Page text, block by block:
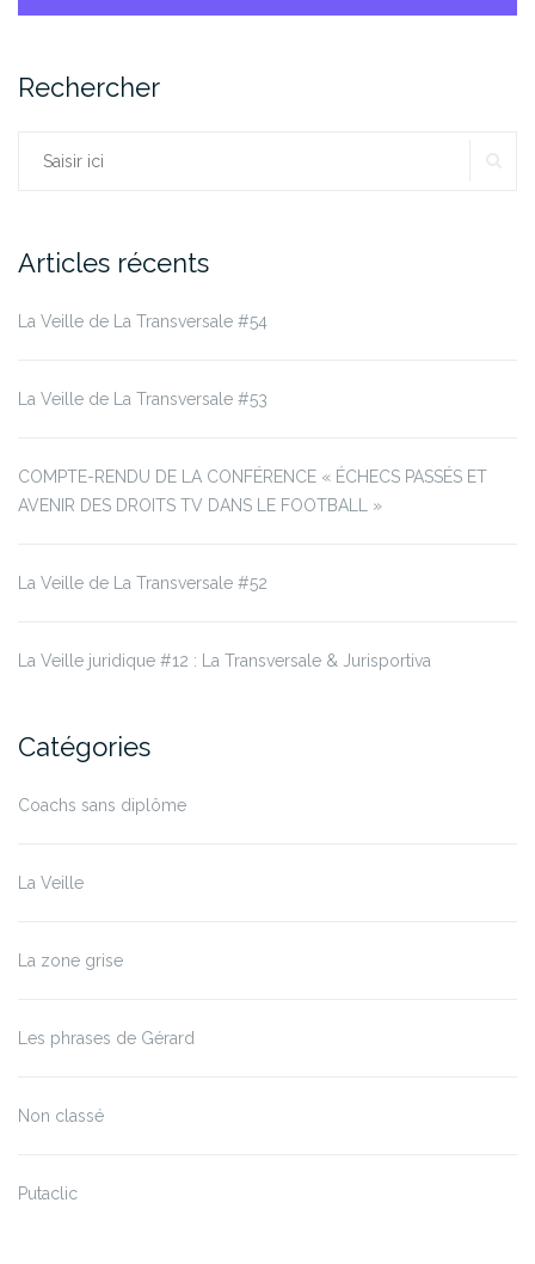
Rechercher
Rechercher :
Articles récents
La Veille de La Transversale #54
La Veille de La Transversale #53
COMPTE-RENDU DE LA CONFÉRENCE « ÉCHECS PASSÉS ET
AVENIR DES DROITS TV DANS LE FOOTBALL »
La Veille de La Transversale #52
La Veille juridique #12 : La Transversale & Jurisportiva
Catégories
Coachs sans diplôme
La Veille
La zone grise
Les phrases de Gérard
Non classé
Putaclic